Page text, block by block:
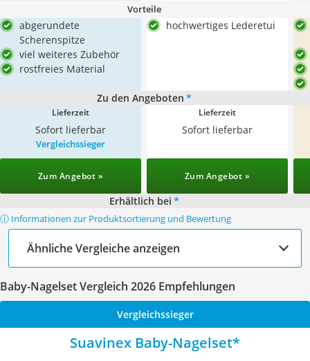
Vorteile
abgerundete
Scherenspitze
viel weiteres Zubehör
rostfreies Material
hochwertiges Lederetui
Zu den Angeboten *
Lieferzeit
Sofort lieferbar
Lieferzeit
Sofort lieferbar
Vergleichssieger
Zum Angebot » Zum Angebot »
Erhältlich bei *
ⓘ Informationen zur Produktsortierung und Bewertung
Ähnliche Vergleiche anzeigen
Baby-Nagelset Vergleich 2026 Empfehlungen
Vergleichssieger
Suavinex Baby-Nagelset